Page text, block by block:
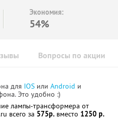
Экономия:
54%
Вопросы по акции
для IOS или Android и
Это удобно :)
лампы-трансформера от
всего за 575р. вместо 1250 р.